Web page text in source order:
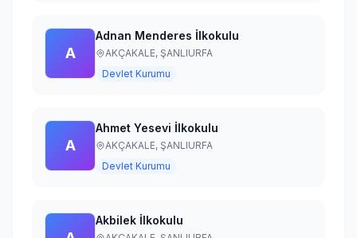
A
Adnan Menderes İlkokulu
AKÇAKALE, ŞANLIURFA
Devlet Kurumu
A
Ahmet Yesevi İlkokulu
AKÇAKALE, ŞANLIURFA
Devlet Kurumu
Akbilek İlkokulu